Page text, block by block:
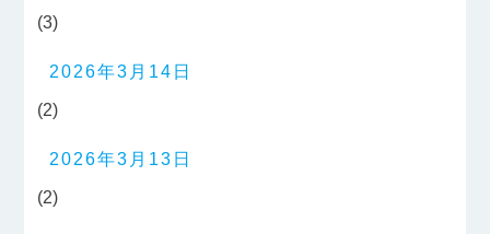
(3)
2026年3月14日
(2)
2026年3月13日
(2)